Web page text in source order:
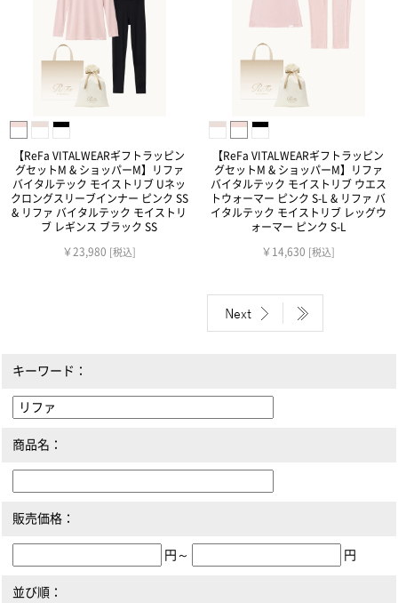
【ReFa VITALWEARギフトラッピン
グセットM & ショッパーM】リファ
バイタルテック モイストリブ Uネッ
クロングスリーブインナー ピンク SS
& リファ バイタルテック モイストリ
ブ レギンス ブラック SS
￥23,980 [税込]
【ReFa VITALWEARギフトラッピン
グセットM & ショッパーM】リファ
バイタルテック モイストリブ ウエス
トウォーマー ピンク S-L & リファ バ
イタルテック モイストリブ レッグウ
ォーマー ピンク S-L
￥14,630 [税込]
キーワード：
商品名：
販売価格：
円～ 円
並び順：